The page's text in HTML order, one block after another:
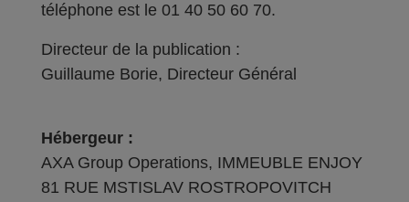
téléphone est le 01 40 50 60 70.
Directeur de la publication :
Guillaume Borie, Directeur Général
Hébergeur :
AXA Group Operations, IMMEUBLE ENJOY
81 RUE MSTISLAV ROSTROPOVITCH